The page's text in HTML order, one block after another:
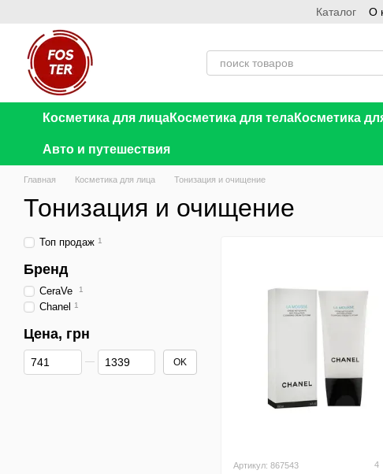
Каталог О
Косметика для лицаКосметика для телаКосметика
Авто и путешествия
Главная Косметика для лица Тонизация и очищение
Тонизация и очищение
Артикул: 867543 4
Топ продаж 1
Бренд
CeraVe 1
Chanel 1
Цена, грн
От Цена, грн
До Цена, грн OK